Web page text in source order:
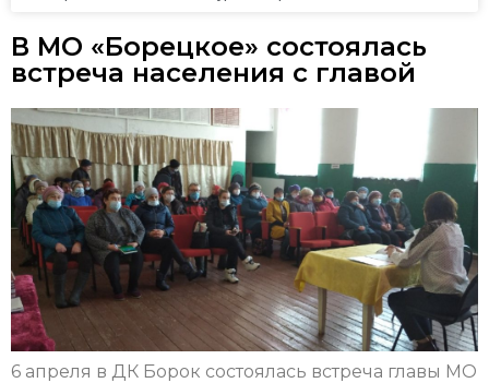
В МО «Борецкое» состоялась
встреча населения с главой
6 апреля в ДК Борок состоялась встреча главы МО